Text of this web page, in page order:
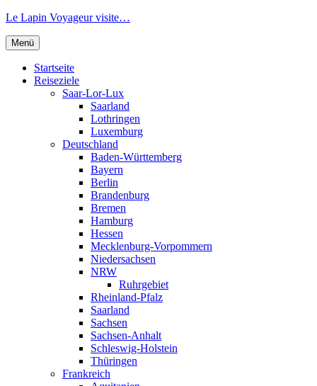
Zum
springen
Le Lapin Voyageur visite…
Menü
Startseite
Reiseziele
Saar-Lor-Lux
Saarland
Lothringen
Luxemburg
Deutschland
Baden-Württemberg
Bayern
Berlin
Brandenburg
Bremen
Hamburg
Hessen
Mecklenburg-Vorpommern
Niedersachsen
NRW
Ruhrgebiet
Rheinland-Pfalz
Saarland
Sachsen
Sachsen-Anhalt
Schleswig-Holstein
Thüringen
Frankreich